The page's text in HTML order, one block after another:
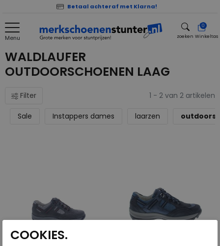
Betaal achteraf met Klarna!
Menu zoeken
0
Winkeltas
WALDLAUFER
OUTDOORSCHOENEN LAAG
Filter 1 - 2 van 2 artikelen
Sale Instappers dames laarzen
COOKIES.